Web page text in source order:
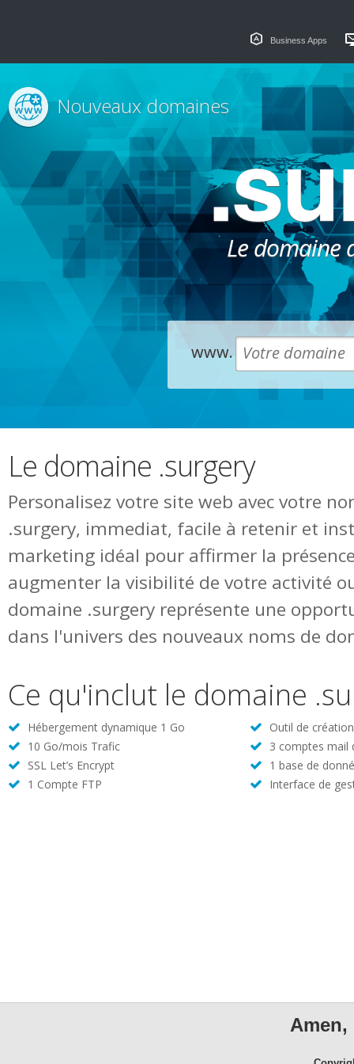
Business Apps
Le domaine
Nouveaux domaines
www.
Le domaine .surgery
Personalisez votre site web avec votre
.surgery, immediat, facile à retenir et
marketing idéal pour affirmer la
augmenter la visibilité de votre activité
domaine .surgery représente une
dans l'univers des nouveaux noms de
Ce qu'inclut le domaine
Hébergement dynamique 1 Go
Outil de
10 Go/mois Trafic
3 comptes mail
SSL Let’s Encrypt
1 base de
1 Compte FTP
Interface de